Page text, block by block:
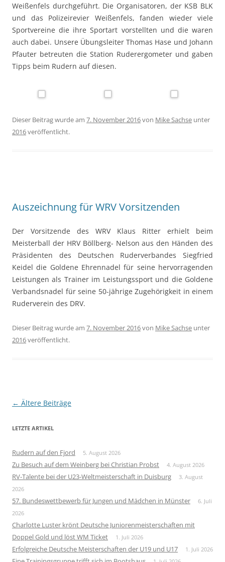
Weißenfels durchgeführt. Die Organisatoren, der KSB BLK
und das Polizeirevier Weißenfels, fanden wieder viele
Sportvereine die ihre Sportart vorstellten und die waren
auch dabei. Unsere Übungsleiter Thomas Hase und Johann
Pfauter betreuten die Station Ruderergometer und gaben
Tipps beim Rudern auf diesen.
Dieser Beitrag wurde am 7. November 2016von Mike Sachse unter
2016veröffentlicht.
Auszeichnung für WRV Vorsitzenden
Der Vorsitzende des WRV Klaus Ritter erhielt beim
Meisterball der HRV Böllberg- Nelson aus den Händen des
Präsidenten des Deutschen Ruderverbandes Siegfried
Keidel die Goldene Ehrennadel für seine hervorragenden
Leistungen als Trainer im Leistungssport und die Goldene
Verbandsnadel für seine 50-jährige Zugehörigkeit in einem
Ruderverein des DRV.
Dieser Beitrag wurde am 7. November 2016von Mike Sachse unter
2016veröffentlicht.
Beitragsnavigation
← Ältere Beiträge
LETZTE ARTIKEL
Rudern auf den Fjord 5. August 2026
Zu Besuch auf dem Weinberg bei Christian Probst 4. August 2026
RV-Talente bei der U23-Weltmeisterschaft in Duisburg
3. August
2026
57. Bundeswettbewerb für Jungen und Mädchen in Münster
6. Juli
2026
Charlotte Luster krönt Deutsche Juniorenmeisterschaften mit
Doppel Gold und löst WM Ticket
1. Juli 2026
Erfolgreiche Deutsche Meisterschaften der U19 und U17 1. Juli 2026